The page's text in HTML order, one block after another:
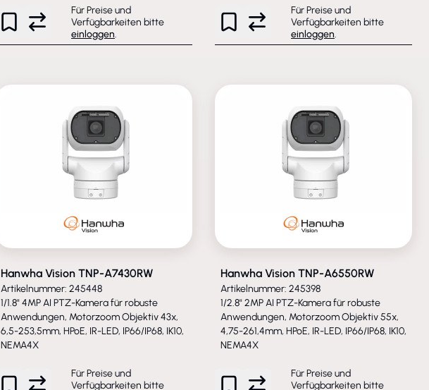
Für Preise und
Verfügbarkeiten bitte
einloggen.
Für Preise und
Verfügbarkeiten bitte
einloggen.
Hanwha Vision TNP-A7430RW
Artikelnummer: 245448
1/1.8" 4MP AI PTZ-Kamera für robuste
Anwendungen, Motorzoom Objektiv 43x,
6,5-253,5mm, HPoE, IR-LED, IP66/IP68, IK10,
NEMA4X
Für Preise und
Verfügbarkeiten bitte
Hanwha Vision TNP-A6550RW
Artikelnummer: 245398
1/2.8" 2MP AI PTZ-Kamera für robuste
Anwendungen, Motorzoom Objektiv 55x,
4,75-261,4mm, HPoE, IR-LED, IP66/IP68, IK10,
NEMA4X
Für Preise und
Verfügbarkeiten bitte